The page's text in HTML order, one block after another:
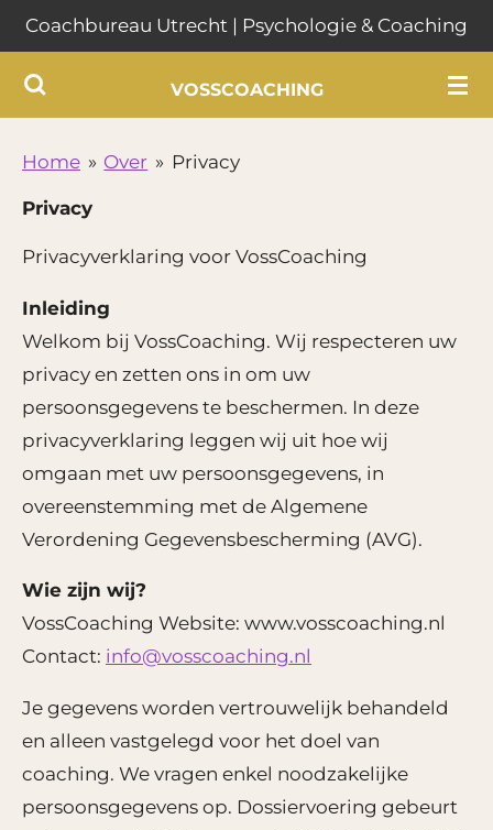
Ga
direct
naar
de
hoofdinhoud
VOSSCOACHING
Coachbureau Utrecht | Psychologie & Coaching
Home » Over » Privacy
Privacy
Privacyverklaring voor VossCoaching
Inleiding
Welkom bij VossCoaching. Wij respecteren uw
privacy en zetten ons in om uw
persoonsgegevens te beschermen. In deze
privacyverklaring leggen wij uit hoe wij
omgaan met uw persoonsgegevens, in
overeenstemming met de Algemene
Verordening Gegevensbescherming (AVG).
Wie zijn wij?
VossCoaching Website: www.vosscoaching.nl
Contact: info@vosscoaching.nl
Je gegevens worden vertrouwelijk behandeld
en alleen vastgelegd voor het doel van
coaching. We vragen enkel noodzakelijke
persoonsgegevens op. Dossiervoering gebeurt